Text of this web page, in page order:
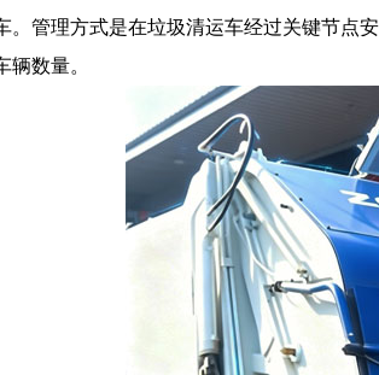
。管理方式是在垃圾清运车经过关键节点
辆数量。